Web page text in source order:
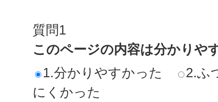
質問1
このページの内容は分かりや
1.分かりやすかった
2.ふ
にくかった